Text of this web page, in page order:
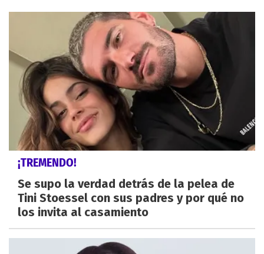
¡TREMENDO!
Se supo la verdad detrás de la pelea de
Tini Stoessel con sus padres y por qué no
los invita al casamiento